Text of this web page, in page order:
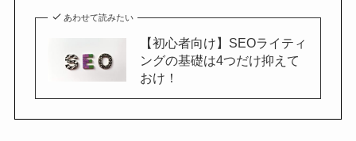
あわせて読みたい
【初心者向け】SEOライティ
ングの基礎は4つだけ抑えて
おけ！